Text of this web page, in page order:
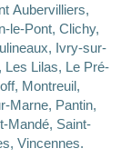
Aubervilliers,
le-Pont, Clichy,
Ivry-sur-
Les Lilas, Le Pré-
Montreuil,
Marne, Pantin,
Mandé, Saint-
Vincennes.